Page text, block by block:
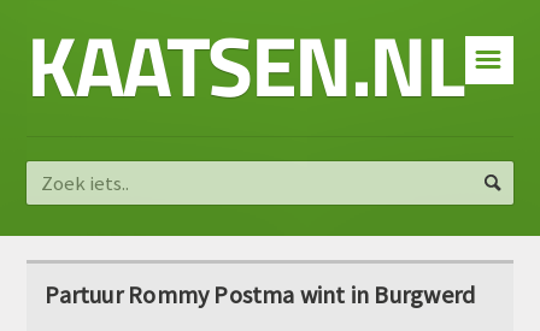
☰
KAATSEN.NL
Partuur Rommy Postma wint in Burgwerd